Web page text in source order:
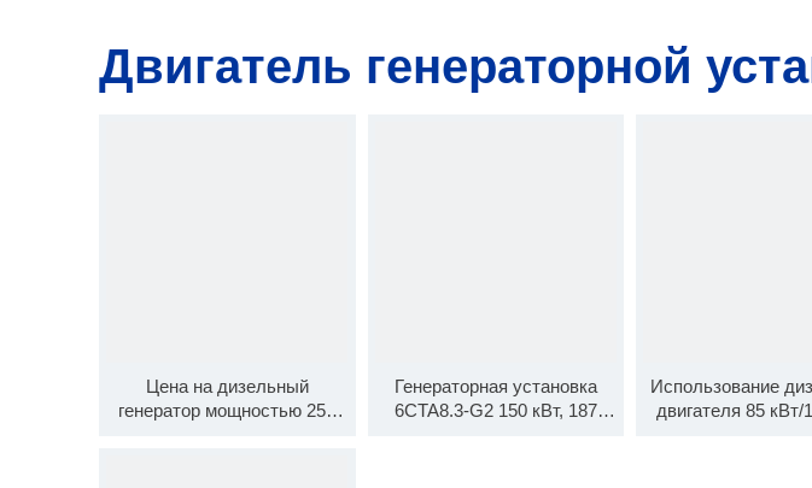
Двигатель генераторной
Цена на дизельный
генератор мощностью 250
Генераторная установка
6CTA8.3-G2 150 кВт, 187
Использование
двигателя 85 кВт/